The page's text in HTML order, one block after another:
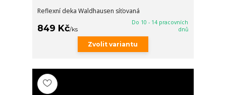
Reflexní deka Waldhausen síťovaná
849 Kč/ks
Do 10 - 14 pracovních
dnů
Zvolit variantu